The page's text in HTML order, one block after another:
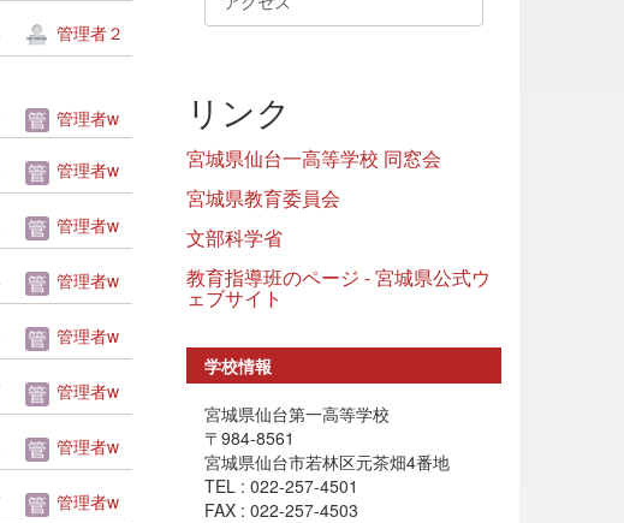
管理者２
管理者w
管理者w
管理者w
管理者w
管理者w
管理者w
管理者w
管理者w
リンク
宮城県仙台一高等学校 同窓会
宮城県教育委員会
文部科学省
教育指導班のページ - 宮城県公式ウ
ェブサイト
学校情報
宮城県仙台第一高等学校
〒984-8561
宮城県仙台市若林区元茶畑4番地
TEL : 022-257-4501
FAX : 022-257-4503